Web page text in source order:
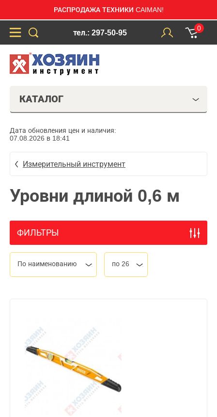
РАСПРОДАЖА ТЕХНИКИ CAIMAN!
тел.: 297-50-95
0
КАТАЛОГ
Дата обновления цен и наличия:
07.08.2026 в 18:41
Измерительный инструмент
Уровни длиной 0,6 м
ФИЛЬТРЫ
По наименованию по 26